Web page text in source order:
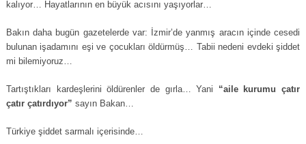
kalıyor… Hayatlarının en büyük acısını yaşıyorlar…
Bakın daha bugün gazetelerde var: İzmir’de yanmış aracın içinde cesedi
bulunan işadamını eşi ve çocukları öldürmüş… Tabii nedeni evdeki şiddet
mi bilemiyoruz…
Tartıştıkları kardeşlerini öldürenler de gırla… Yani “aile kurumu çatır
çatır çatırdıyor” sayın Bakan…
Türkiye şiddet sarmalı içerisinde…